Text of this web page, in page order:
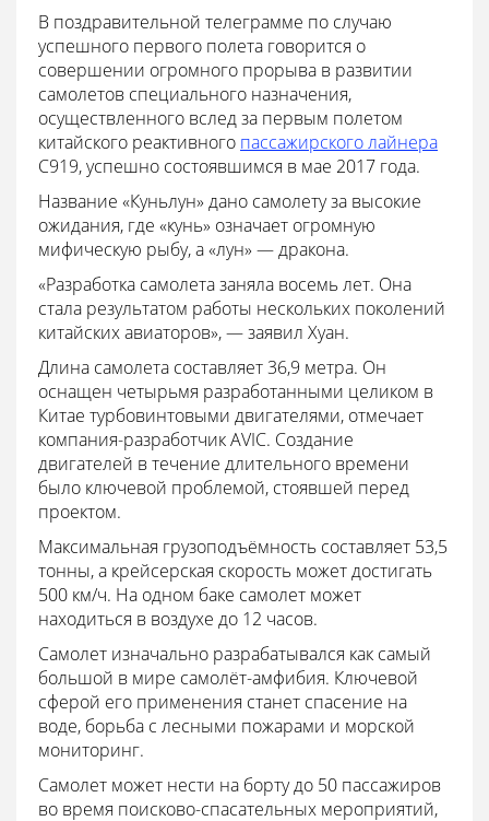
В поздравительной телеграмме по случаю
успешного первого полета говорится о
совершении огромного прорыва в развитии
самолетов специального назначения,
осуществленного вслед за первым полетом
китайского реактивного пассажирского лайнера
C919, успешно состоявшимся в мае 2017 года.
Название «Куньлун» дано самолету за высокие
ожидания, где «кунь» означает огромную
мифическую рыбу, а «лун» — дракона.
«Разработка самолета заняла восемь лет. Она
стала результатом работы нескольких поколений
китайских авиаторов», — заявил Хуан.
Длина самолета составляет 36,9 метра. Он
оснащен четырьмя разработанными целиком в
Китае турбовинтовыми двигателями, отмечает
компания-разработчик AVIC. Создание
двигателей в течение длительного времени
было ключевой проблемой, стоявшей перед
проектом.
Максимальная грузоподъёмность составляет 53,5
тонны, а крейсерская скорость может достигать
500 км/ч. На одном баке самолет может
находиться в воздухе до 12 часов.
Самолет изначально разрабатывался как самый
большой в мире самолёт-амфибия. Ключевой
сферой его применения станет спасение на
воде, борьба с лесными пожарами и морской
мониторинг.
Самолет может нести на борту до 50 пассажиров
во время поисково-спасательных мероприятий,